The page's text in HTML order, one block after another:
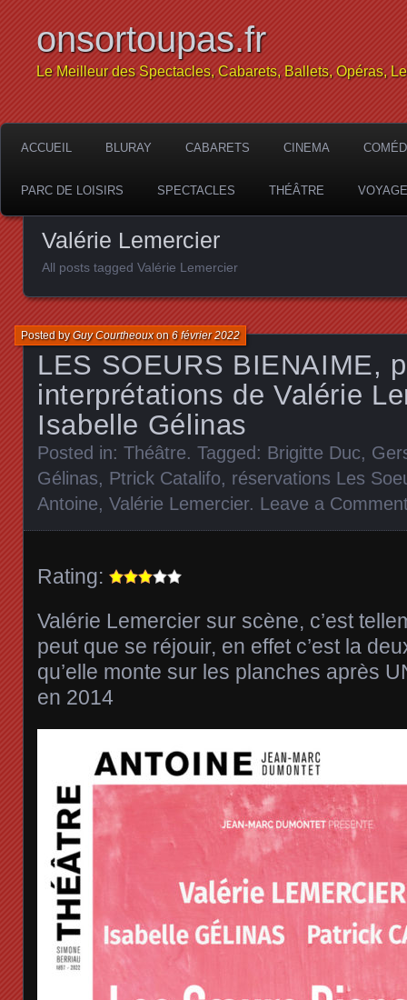
onsortoupas.fr
Le Meilleur des Spectacles, Cabarets, Ballets, Opéras,
ACCUEIL BLURAY CABARETS CINEMA
PARC DE LOISIRS SPECTACLES THÉÂTRE
Valérie Lemercier
All posts tagged Valérie Lemercier
LES SOEURS BIENAIME,
interprétations de Valérie
Isabelle Gélinas
Posted byGuy Courtheouxon6 février 2022
Posted in: Théâtre. Tagged: Brigitte Duc,
Gélinas, Ptrick Catalifo, réservations Les
Antoine, Valérie Lemercier. Leave a
Rating:
Valérie Lemercier sur scène, c’est
peut que se réjouir, en effet c’est la
qu’elle monte sur les planches après
en 2014